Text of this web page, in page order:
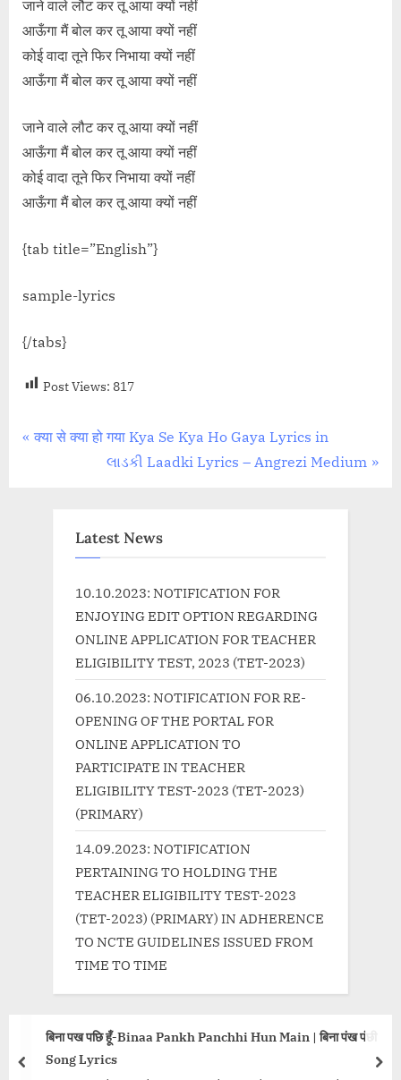
जाने वाले लौट कर तू आया क्यों नहीं
आऊँगा मैं बोल कर तू आया क्यों नहीं
कोई वादा तूने फिर निभाया क्यों नहीं
आऊँगा मैं बोल कर तू आया क्यों नहीं
जाने वाले लौट कर तू आया क्यों नहीं
आऊँगा मैं बोल कर तू आया क्यों नहीं
कोई वादा तूने फिर निभाया क्यों नहीं
आऊँगा मैं बोल कर तू आया क्यों नहीं
{tab title=”English”}
sample-lyrics
{/tabs}
Post Views: 817
Post
P
क्या से क्या हो गया Kya Se Kya Ho Gaya Lyrics in
N
t
o
s
t
:
લાડકી Laadki Lyrics – Angrezi Medium
Latest News
10.10.2023: NOTIFICATION FOR
ENJOYING EDIT OPTION REGARDING
ONLINE APPLICATION FOR TEACHER
ELIGIBILITY TEST, 2023 (TET-2023)
06.10.2023: NOTIFICATION FOR RE-
OPENING OF THE PORTAL FOR
ONLINE APPLICATION TO
PARTICIPATE IN TEACHER
ELIGIBILITY TEST-2023 (TET-2023)
(PRIMARY)
14.09.2023: NOTIFICATION
PERTAINING TO HOLDING THE
TEACHER ELIGIBILITY TEST-2023
(TET-2023) (PRIMARY) IN ADHERENCE
TO NCTE GUIDELINES ISSUED FROM
TIME TO TIME
हूँ-Binaa Pankh Panchhi Hun Main | बिना पंख पंछी
आओ ना
Song
prev